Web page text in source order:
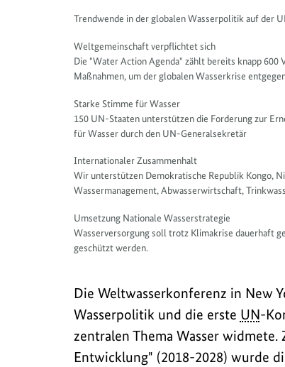
Trendwende in der globalen Wasserpolitik auf der
Weltgemeinschaft verpflichtet sich
Die "Water Action Agenda" zählt bereits knapp
Maßnahmen, um der globalen Wasserkrise
Starke Stimme für Wasser
150 UN-Staaten unterstützen die Forderung zur
für Wasser durch den UN-Generalsekretär
Internationaler Zusammenhalt
Wir unterstützen Demokratische Republik Kongo,
Wassermanagement, Abwasserwirtschaft,
Umsetzung Nationale Wasserstrategie
Wasserversorgung soll trotz Klimakrise dauerhaft
geschützt werden.
Die Weltwasserkonferenz in New
Wasserpolitik und die erste UN-
zentralen Thema Wasser
Entwicklung" (2018-2028) wurde